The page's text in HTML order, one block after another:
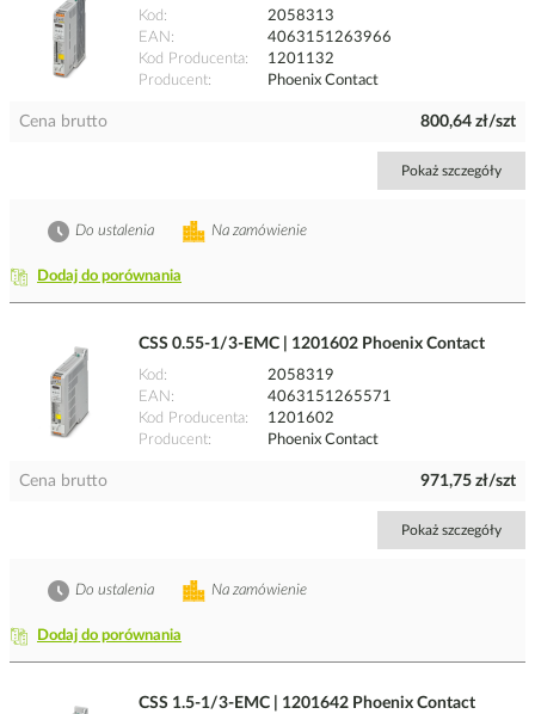
Kod
2058313
EAN
4063151263966
Kod Producenta
1201132
Producent
Phoenix Contact
Cena brutto 800,64 zł/szt
Pokaż szczegóły
Dodaj do porównania
Na zamówienie
Do ustalenia
CSS 0.55-1/3-EMC | 1201602 Phoenix Contact
Kod
2058319
EAN
4063151265571
Kod Producenta
1201602
Producent
Phoenix Contact
Cena brutto 971,75 zł/szt
Pokaż szczegóły
Dodaj do porównania
Na zamówienie
Do ustalenia
CSS 1.5-1/3-EMC | 1201642 Phoenix Contact